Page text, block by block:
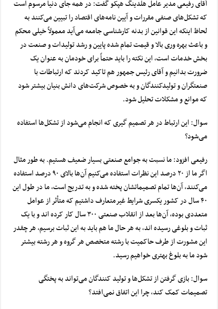
آقای رفیعی مدیر عامل هلدینگ هپکو گفت: در همه جای دنیا مرسوم است
که تشکل‌های صنفی مقررات و آیین نامه‌های اقتصاد را تبیین می‌کنند به
لحاظ اینکه این قوانین از بدنه کارشناسی جامعه می‌آید معمولاً خیلی محکم
و باعث بهره وری بالا و قیمت تمام شده پایین و رشد تولیدات و صنعت در
بخش خدمات است، این نکته را باید حتماً برای خودمان به عنوان یک
ضرورت بدانیم و آقای رئیس جمهور هم تاکید کردند که ارتباطات با
صنعتگران و تولیدکنندگان و به خصوص شرکت‌های دانش بنیان بیشتر شود
که موانع و مشکلات تحلیل شود.
سوال: این ارتباط در هر تصمیم گیری که انجام می‌شود از تشکل‌ها استفاده
می‌شود؟
رفیعی افزود: ما نسبت به جوامع صنعتی بسیار ضعیف هستیم. به طور مثال
اگر ما از ۲۰ درصد این نظرات استفاده می‌کنیم آن‌ها بالای ۹۰ درصد استفاده
می‌کنند، آن‌ها تمام تصمیماتشان پخته شده و به تدریج است، ما در طول این
۴۰ سال در کشور یکسری شرایط غیرمتعارف داشتیم که متأثر از عوامل
متعددی بوده، آن‌ها بعد از انقلاب صنعتی ۳۰۰ سال کار کرده اند و با یک
ثبات و بلوغی رسیده اند، به هر حال ما هم باید به این ثبات برسیم، هر چقدر
این مشورت از طرف حاکمیت با رشته متخصص هر گروه و هر رشته بیشتر
شود ما به بلوغ بهتری خواهیم رسید.
سوال: بازی گرفتن از تشکل‌ها و تولید کنندگان می‌تواند به پختگی
تصمیمات کمک کند، چرا این اتفاق نمی‌افتد؟